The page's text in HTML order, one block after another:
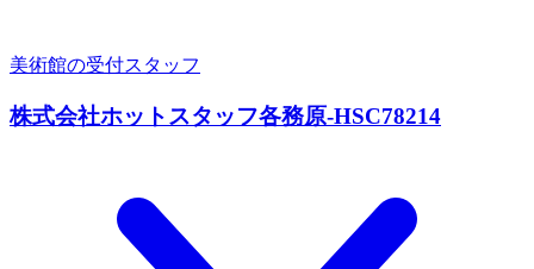
美術館の受付スタッフ
株式会社ホットスタッフ各務原-HSC78214